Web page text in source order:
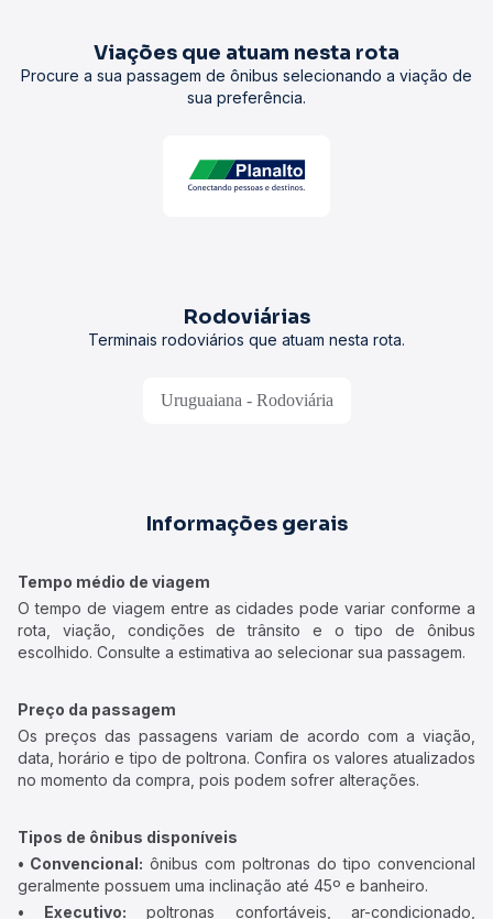
Viações que atuam nesta rota
Procure a sua passagem de ônibus selecionando a viação de
sua preferência.
Rodoviárias
Terminais rodoviários que atuam nesta rota.
Uruguaiana - Rodoviária
Informações gerais
Tempo médio de viagem
O tempo de viagem entre as cidades pode variar conforme a
rota, viação, condições de trânsito e o tipo de ônibus
escolhido. Consulte a estimativa ao selecionar sua passagem.
Preço da passagem
Os preços das passagens variam de acordo com a viação,
data, horário e tipo de poltrona. Confira os valores atualizados
no momento da compra, pois podem sofrer alterações.
Tipos de ônibus disponíveis
• Convencional: ônibus com poltronas do tipo convencional
geralmente possuem uma inclinação até 45º e banheiro.
• Executivo: poltronas confortáveis, ar-condicionado,